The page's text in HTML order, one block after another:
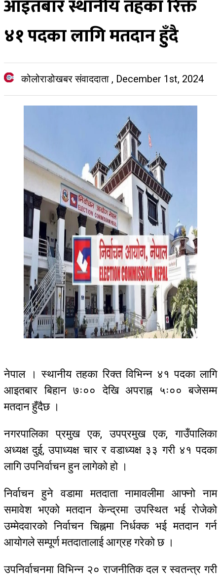
आइतबार स्थानीय तहका रिक्त
४१ पदका लागि मतदान हुँदै
कोलोराडोखबर संवाददाता , December 1st, 2024
नेपाल । स्थानीय तहका रिक्त विभिन्न ४१ पदका लागि
आइतबार बिहान ७ः०० देखि अपराह्न ५ः०० बजेसम्म
मतदान हुँदैछ ।
नगरपालिका प्रमुख एक, उपप्रमुख एक, गाउँपालिका
अध्यक्ष दुई, उपाध्यक्ष चार र वडाध्यक्ष ३३ गरी ४१ पदका
लागि उपनिर्वाचन हुन लागेको हो ।
निर्वाचन हुने वडामा मतदाता नामावलीमा आफ्नो नाम
समावेश भएको मतदान केन्द्रमा उपस्थित भई रोजेको
उम्मेदवारको निर्वाचन चिह्नमा निर्धक्क भई मतदान गर्न
आयोगले सम्पूर्ण मतदातालाई आग्रह गरेको छ ।
उपनिर्वाचनमा विभिन्न २० राजनीतिक दल र स्वतन्त्र गरी